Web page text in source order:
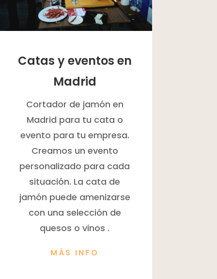
Catas y eventos en
Madrid
Cortador de jamón en
Madrid para tu cata o
evento para tu empresa.
Creamos un evento
personalizado para cada
situación. La cata de
jamón puede amenizarse
con una selección de
quesos o vinos .
MÁS INFO